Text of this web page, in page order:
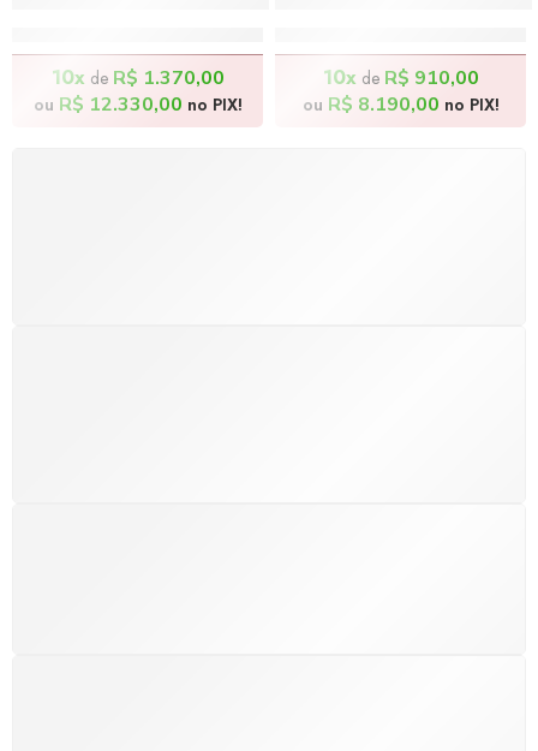
10x de R$ 1.370,00
ou R$ 12.330,00 no PIX!
10x de R$ 910,00
ou R$ 8.190,00 no PIX!